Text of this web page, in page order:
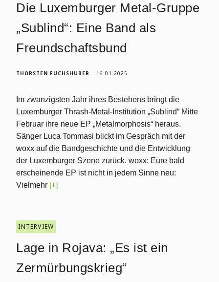
Die Luxemburger Metal-Gruppe
„Sublind“: Eine Band als
Freundschaftsbund
THORSTEN FUCHSHUBER 16.01.2025
Im zwanzigsten Jahr ihres Bestehens bringt die
Luxemburger Thrash-Metal-Institution „Sublind“ Mitte
Februar ihre neue EP „Metalmorphosis“ heraus.
Sänger Luca Tommasi blickt im Gespräch mit der
woxx auf die Bandgeschichte und die Entwicklung
der Luxemburger Szene zurück. woxx: Eure bald
erscheinende EP ist nicht in jedem Sinne neu:
Vielmehr [+]
INTERVIEW
Lage in Rojava: „Es ist ein
Zermürbungskrieg“